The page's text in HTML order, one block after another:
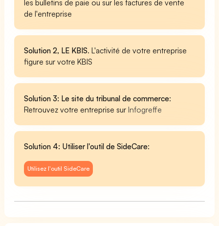
les bulletins de paie ou sur les factures de vente
de l'entreprise
Solution 2, LE KBIS. L'activité de votre entreprise
figure sur votre KBIS
Solution 3: Le site du tribunal de commerce:
Retrouvez votre entreprise surInfogreffe
Solution 4: Utiliser l'outil de SideCare:
Utilisez l'outil SideCare